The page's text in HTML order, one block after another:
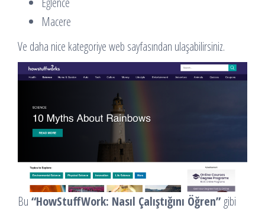
Macere
Ve daha nice kategoriye web sayfasından ulaşabilirsiniz.
Bu “HowStuffWork: Nasıl Çalıştığını Öğren” gibi